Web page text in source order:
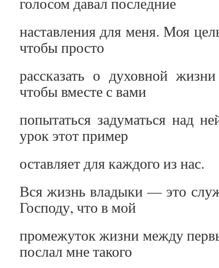
наставления для меня. Моя
чтобы просто
рассказать о духовной
чтобы вместе с вами
попытаться задуматься над
урок этот пример
оставляет для каждого из нас.
Вся жизнь владыки — это
Господу, что в мой
промежуток жизни между
послал мне такого